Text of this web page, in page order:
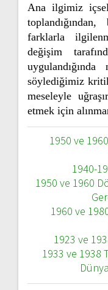
Ana ilgimiz
farklarla
değişim
söylediğimiz
meseleyle
etmek için
1950 ve
1940-
1950 ve 1960
1960 ve
1923 ve
1933 ve 1938